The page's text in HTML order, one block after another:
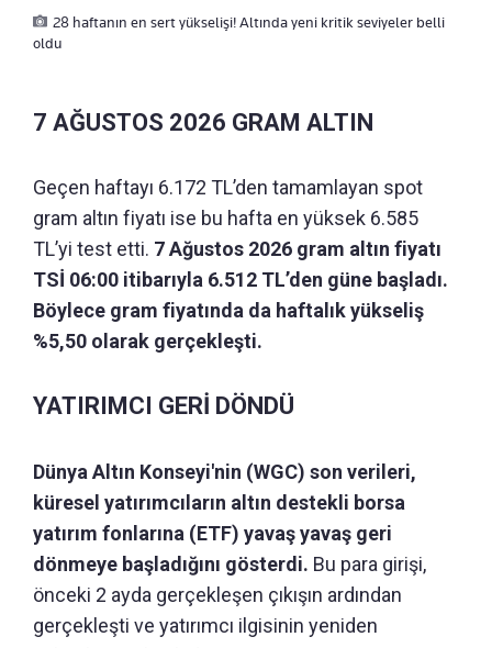
28 haftanın en sert yükselişi! Altında yeni kritik seviyeler belli
oldu
7 AĞUSTOS 2026 GRAM ALTIN
Geçen haftayı 6.172 TL’den tamamlayan spot
gram altın fiyatı ise bu hafta en yüksek 6.585
TL’yi test etti. 7 Ağustos 2026 gram altın fiyatı
TSİ 06:00 itibarıyla 6.512 TL’den güne başladı.
Böylece gram fiyatında da haftalık yükseliş
%5,50 olarak gerçekleşti.
YATIRIMCI GERİ DÖNDÜ
Dünya Altın Konseyi'nin (WGC) son verileri,
küresel yatırımcıların altın destekli borsa
yatırım fonlarına (ETF) yavaş yavaş geri
dönmeye başladığını gösterdi. Bu para girişi,
önceki 2 ayda gerçekleşen çıkışın ardından
gerçekleşti ve yatırımcı ilgisinin yeniden